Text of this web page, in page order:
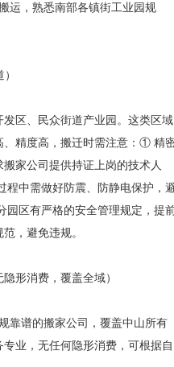
运，熟悉南部各镇街工业园规
区、民众街道产业园。这类区域
、精度高，搬迁时需注意：① 精
家公司提供持证上岗的技术人
中需做好防震、防静电保护，
区有严格的安全管理规定，提
，避免违规。
形消费，覆盖全域）
靠谱的搬家公司，覆盖中山所有
业，无任何隐形消费，可根据自